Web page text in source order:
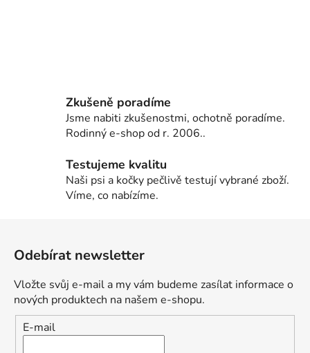
Zkušeně poradíme
Jsme nabiti zkušenostmi, ochotně poradíme.
Rodinný e-shop od r. 2006..
Testujeme kvalitu
Naši psi a kočky pečlivě testují vybrané zboží.
Víme, co nabízíme.
Odebírat newsletter
Vložte svůj e-mail a my vám budeme zasílat informace o
nových produktech na našem e-shopu.
E-mail